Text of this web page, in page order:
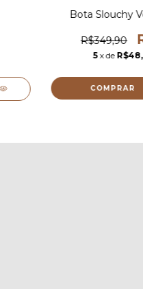
Bota Slouchy
R$349,90
5 x de
COMPRAR